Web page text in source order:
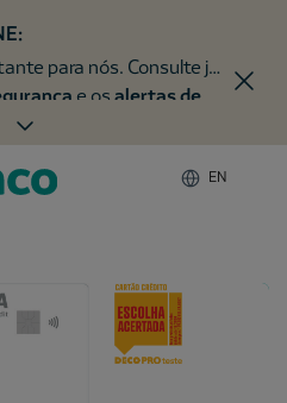
para nós. Consulte já
e os alertas de
EN